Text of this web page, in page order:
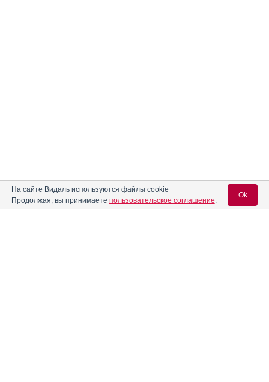
На сайте Видаль используются файлы cookie
Продолжая, вы принимаете пользовательское соглашение.
Ok